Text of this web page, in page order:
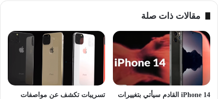
جديدة من حواسب MacBook، ستكون نسخة مطورة عن حواسب
MacBook Pro-16 الحالية، وستزود بمعالجات Intel Core من الجيل
التاسع، بتردد يصل إلى 4.8 غيغاهيرتز، مع ميزة Turbo Boost.
آبل آيفون
مقالات ذات صلة
iPhone 14 القادم سيأتي بتغييرات
تسريبات تكشف عن مواصفات